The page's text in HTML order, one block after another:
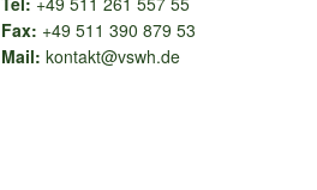
Fax: +49 511 390 879 53
Mail: kontakt@vswh.de